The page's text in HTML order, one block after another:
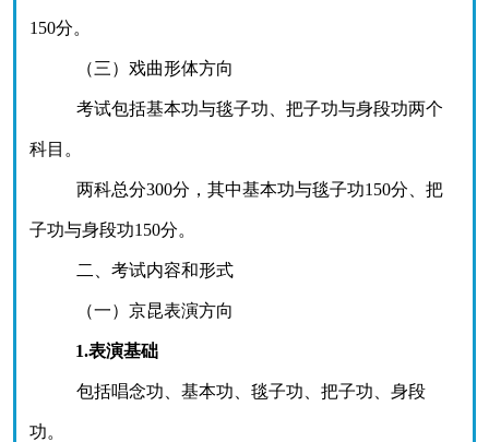
150分。
（三）戏曲形体方向
考试包括基本功与毯子功、把子功与身段功两个
科目。
两科总分300分，其中基本功与毯子功150分、把
子功与身段功150分。
二、考试内容和形式
（一）京昆表演方向
1.表演基础
包括唱念功、基本功、毯子功、把子功、身段
功。